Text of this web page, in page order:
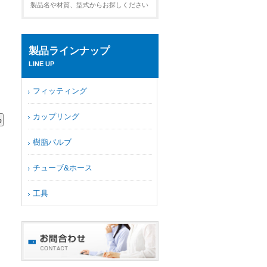
製品名や材質、型式からお探しください
製品ラインナップ
LINE UP
フィッティング
カップリング
樹脂バルブ
チューブ&ホース
工具